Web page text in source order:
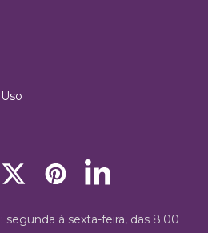
à sexta-feira, das 8:00